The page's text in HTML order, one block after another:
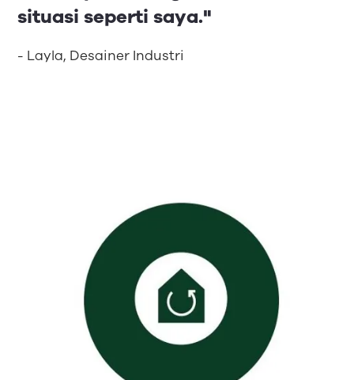
situasi seperti saya."
- Layla, Desainer Industri